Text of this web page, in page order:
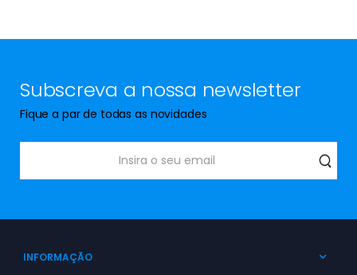
Subscreva a nossa newsletter
Fique a par de todas as novidades
INFORMAÇÃO